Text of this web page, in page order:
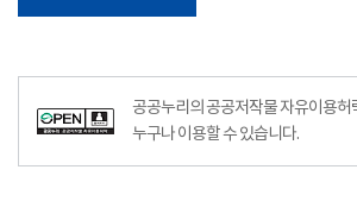
공공누리의 공공저작물 자유이용허
누구나 이용할 수 있습니다.